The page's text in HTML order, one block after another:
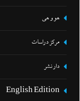
هو و هي
مركز دراسات
دار نشر
English Edition